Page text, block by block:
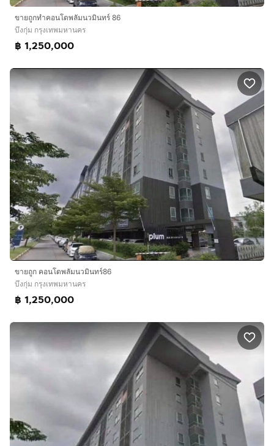
ขายถูกทำคอนโดพลัมนวมินทร์ 86
บึงกุ่ม กรุงเทพมหานคร
฿ 1,250,000
ขายถูก คอนโดพลัมนวมินทร์86
บึงกุ่ม กรุงเทพมหานคร
฿ 1,250,000